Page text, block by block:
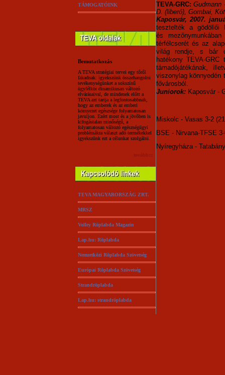
TÁMOGATÓINK
Bemutatkozás
A TEVA stratégiai tervei egy tőről
fakadnak: igyekszünk összehangolni
tevékenységünket a sokszínű
ügyfélkör dinamikusan változó
elvárásaival, de mindenek előtt a
TEVA azt tartja a legfontosabbnak,
hogy az emberek és az emberi
környezet egészsége folyamatosan
javuljon. Ezért most és a jövőben is
kifogástalan minőségű, a
folyamatosan változó egészségügyi
problémákra választ adó termékekkel
igyekszünk ezt a célunkat szolgálni.
tovább:::
TEVA MAGYARORSZÁG ZRT.
MRSZ
Volley Röplabda Magazin
Lap.hu: Röplabda
Nemzetközi Röplabda Szövetség
Európai Röplabda Szövetség
Strandröplabda
Lap.hu: strandröplabda
TEVA-GRC: Gudmann
D. (liberó), Gombai,
Kaposvár, 2007.
tesztelték a gödöllői
és
térfélcserét és az
világ rendje, s bár
hatékony TEVA-
támadójátékának,
viszonylag
fővárosból.
Juniorok:Kaposvár -
Miskolc - Vasas 3-2
BSE - Nirvana-TFSE
Nyíregyháza -